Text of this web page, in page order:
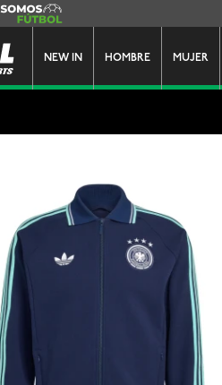
NEW IN HOMBRE MUJER
Somos Futbol